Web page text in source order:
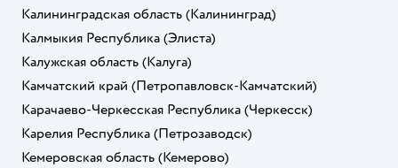
Калининградская область (Калининград)
Калмыкия Республика (Элиста)
Калужская область (Калуга)
Камчатский край (Петропавловск-Камчатский)
Карачаево-Черкесская Республика (Черкесск)
Карелия Республика (Петрозаводск)
Кемеровская область (Кемерово)